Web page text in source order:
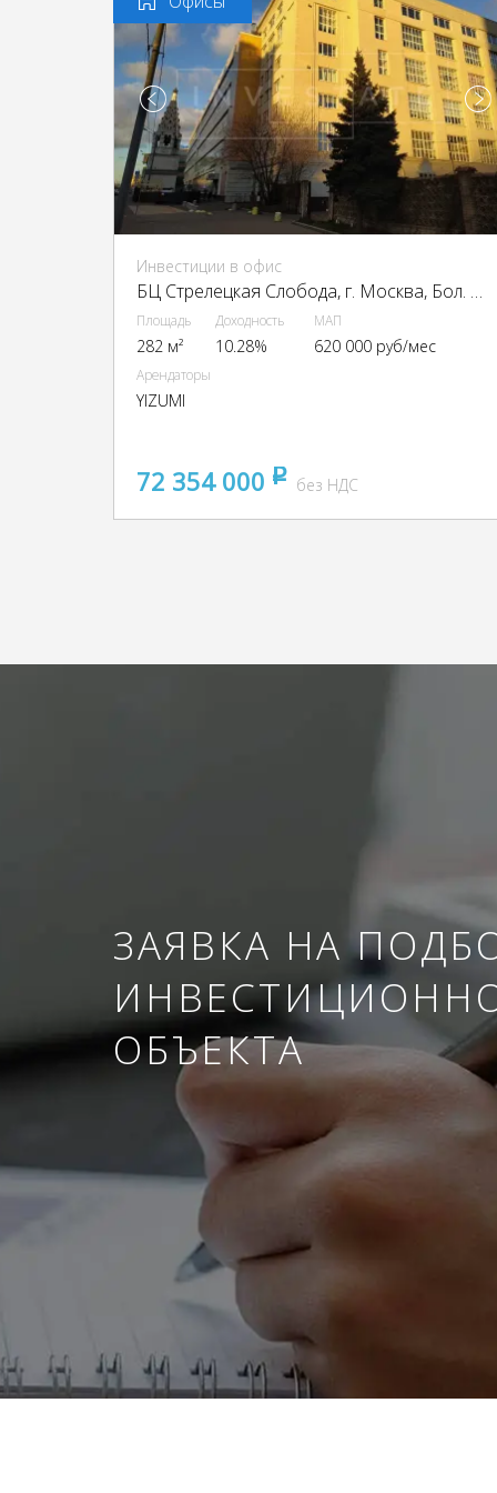
Инвестиции в офис
БЦ Стрелецкая Слобода, г. Москва, Бол. Новодмитровская ул., 23с1
Площадь
282 м²
Доходность
10.28%
МАП
620 000 руб/мес
Арендаторы
YIZUMI
72 354 000 pуббез НДС
ЗАЯВКА НА
ОБЪЕКТА